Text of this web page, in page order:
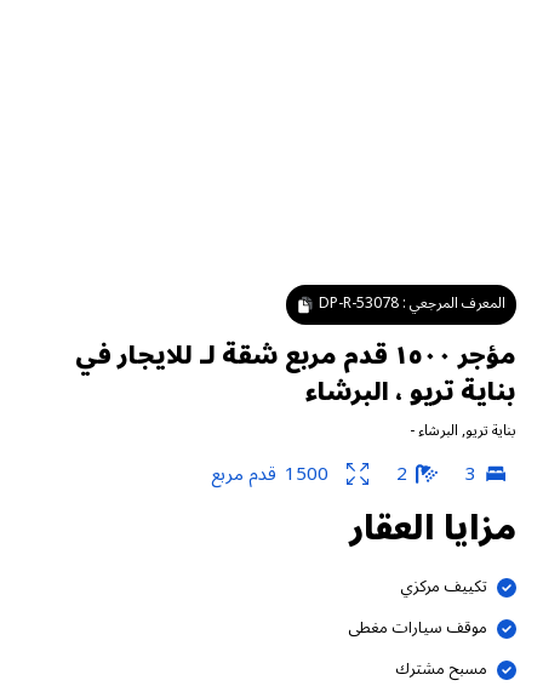
المعرف المرجعي :DP-R-53078
مؤجر ١٥٠٠ قدم مربع شقة لـ للايجار في
بناية تريو ، البرشاء
بناية تريو,البرشاء-
3
2
1500 قدم مربع
مزايا العقار
تكييف مركزي
موقف سيارات مغطى
مسبح مشترك